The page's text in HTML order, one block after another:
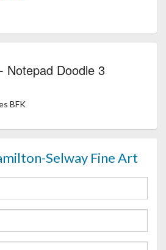
- Notepad Doodle 3
BFK
Selway Fine Art